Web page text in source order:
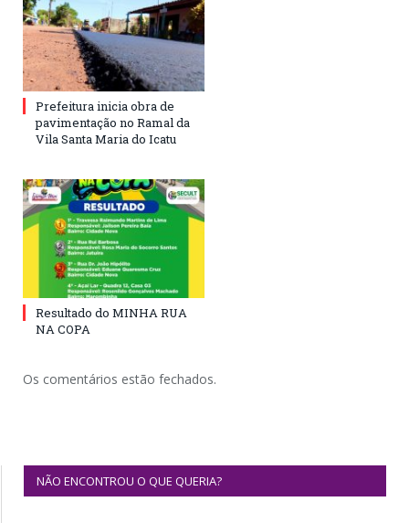
Prefeitura inicia obra de
pavimentação no Ramal da
Vila Santa Maria do Icatu
Resultado do MINHA RUA
NA COPA
Os comentários estão fechados.
NÃO ENCONTROU O QUE QUERIA?